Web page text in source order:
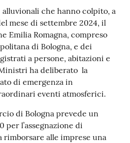
che hanno colpito, a
mese di settembre 2024, il
Emilia Romagna, compreso
di Bologna, e dei
a persone, abitazioni e
ha deliberato la
di emergenza in
eventi atmosferici.
di Bologna prevede un
l’assegnazione di
alle imprese una